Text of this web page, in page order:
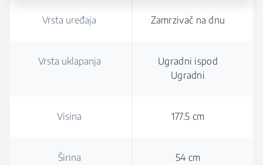
Vrsta uređaja Zamrzivač na dnu
Vrsta uklapanja
Ugradni ispod
Ugradni
Visina 177.5 cm
Širina 54 cm